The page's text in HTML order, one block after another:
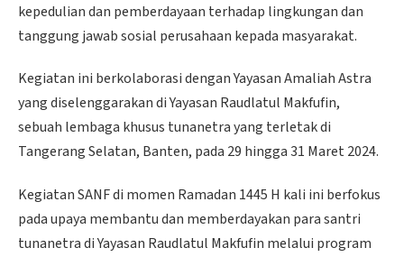
kepedulian dan pemberdayaan terhadap lingkungan dan
tanggung jawab sosial perusahaan kepada masyarakat.
Kegiatan ini berkolaborasi dengan Yayasan Amaliah Astra
yang diselenggarakan di Yayasan Raudlatul Makfufin,
sebuah lembaga khusus tunanetra yang terletak di
Tangerang Selatan, Banten, pada 29 hingga 31 Maret 2024.
Kegiatan SANF di momen Ramadan 1445 H kali ini berfokus
pada upaya membantu dan memberdayakan para santri
tunanetra di Yayasan Raudlatul Makfufin melalui program